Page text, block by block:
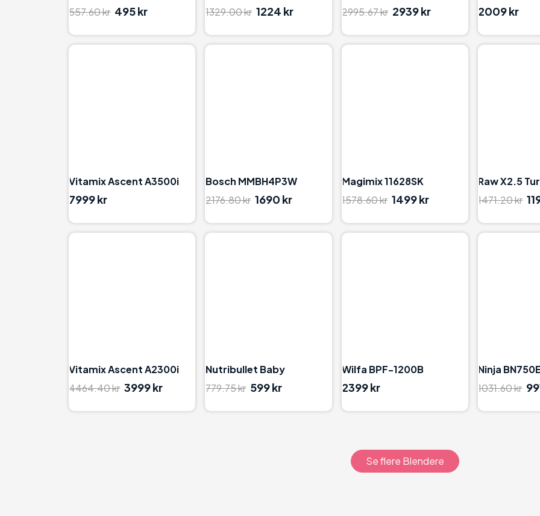
557.60 kr 495 kr
1329.00 kr 1224 kr
2995.67 kr 2939 kr 2009 kr
Vitamix Ascent A3500i
7999 kr
Bosch MMBH4P3W
2176.80 kr 1690 kr
Magimix 11628SK
1578.60 kr 1499 kr
Raw X2.5
1471.20 kr
Vitamix Ascent A2300i
4464.40 kr 3999 kr
Nutribullet Baby
779.75 kr 599 kr
Wilfa BPF-1200B
2399 kr
Ninja
1031.60 kr
Se flere Blendere